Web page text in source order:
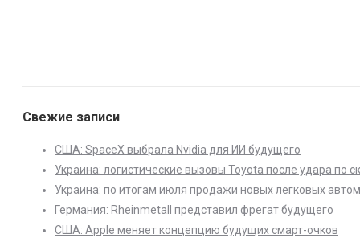
Свежие записи
США: SpaceX выбрала Nvidia для ИИ будущего
Украина: логистические вызовы Toyota после удара по
Украина: по итогам июля продажи новых легковых
Германия: Rheinmetall представил фрегат будущего
США: Apple меняет концепцию будущих смарт-очков